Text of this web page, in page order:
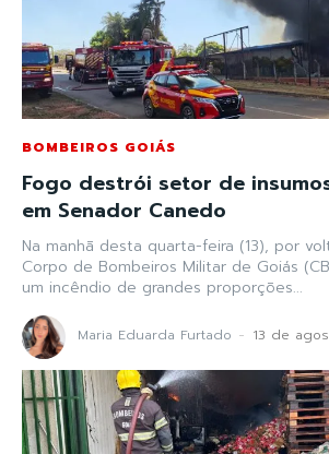
BOMBEIROS GOIÁS
Fogo destrói setor de
em Senador Canedo
Na manhã desta quarta-feira (13), por
Corpo de Bombeiros Militar de Goiás
um incêndio de grandes proporções...
Maria Eduarda Furtado - 13 de